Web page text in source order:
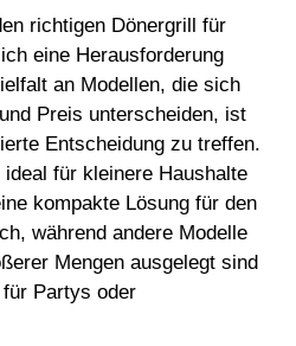
richtigen Dönergrill für
eine Herausforderung
an Modellen, die sich
Preis unterscheiden, ist
Entscheidung zu treffen.
für kleinere Haushalte
kompakte Lösung für den
während andere Modelle
Mengen ausgelegt sind
Partys oder